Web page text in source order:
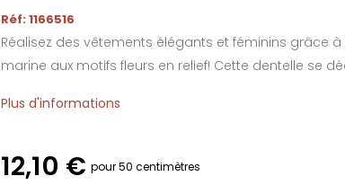
Réf: 1166516
Réalisez des vêtements élégants et féminins grâce
marine aux motifs fleurs en relief! Cette dentelle se
Plus d'informations
12,10 € pour 50 centimètres